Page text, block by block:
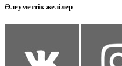
Әлеуметтік желілер